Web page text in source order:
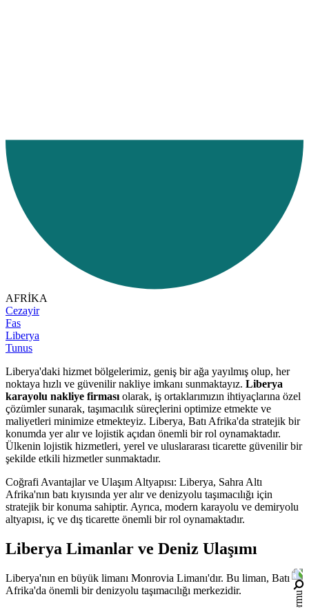
Ana Sayfa
Hizmetlerimiz
Hizmet Bölgelerimiz
Karayolu
AFRİKA
Cezayir
Fas
Liberya
Tunus
Liberya'daki hizmet bölgelerimiz, geniş bir ağa yayılmış olup, her
noktaya hızlı ve güvenilir nakliye imkanı sunmaktayız. Liberya
karayolu nakliye firması olarak, iş ortaklarımızın ihtiyaçlarına özel
çözümler sunarak, taşımacılık süreçlerini optimize etmekte ve
maliyetleri minimize etmekteyiz. Liberya, Batı Afrika'da stratejik bir
konumda yer alır ve lojistik açıdan önemli bir rol oynamaktadır.
Ülkenin lojistik hizmetleri, yerel ve uluslararası ticarette güvenilir bir
şekilde etkili hizmetler sunmaktadır.
Coğrafi Avantajlar ve Ulaşım Altyapısı: Liberya, Sahra Altı
Afrika'nın batı kıyısında yer alır ve denizyolu taşımacılığı için
stratejik bir konuma sahiptir. Ayrıca, modern karayolu ve demiryolu
altyapısı, iç ve dış ticarette önemli bir rol oynamaktadır.
Liberya Limanlar ve Deniz Ulaşımı
Liberya'nın en büyük limanı Monrovia Limanı'dır. Bu liman, Batı
Afrika'da önemli bir denizyolu taşımacılığı merkezidir.